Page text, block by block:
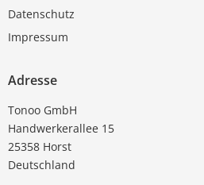
Datenschutz
Impressum
Adresse
Tonoo GmbH
Handwerkerallee 15
25358 Horst
Deutschland